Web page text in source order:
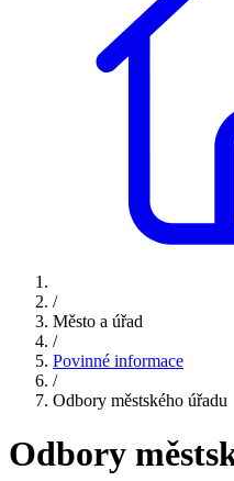
/
Město a úřad
/
Povinné informace
/
Odbory městského úřadu
Odbory